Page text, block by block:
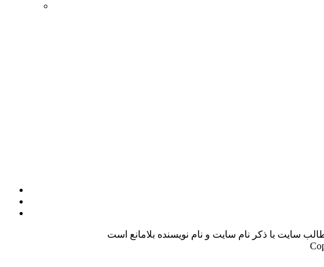
سایت با ذکر نام سایت و نام نویسنده بلامانع است